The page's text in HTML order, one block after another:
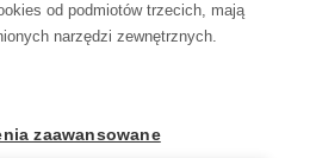
od podmiotów trzecich, mają
narzędzi zewnętrznych.
zaawansowane
częścią ReflectGroup.